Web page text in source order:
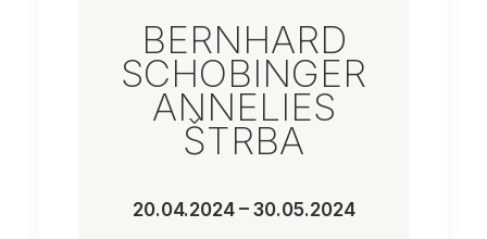
BERNHARD
SCHOBINGER
ANNELIES
ŠTRBA
20.04.2024 – 30.05.2024